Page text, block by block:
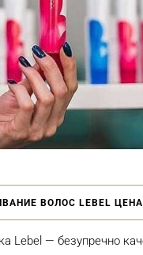
ВОЛОС LEBEL ЦЕНА
Lebel — безупречно